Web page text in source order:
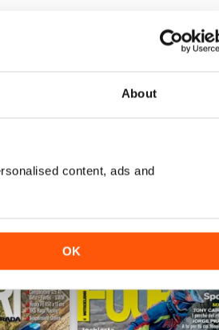
About
content, ads and
OK